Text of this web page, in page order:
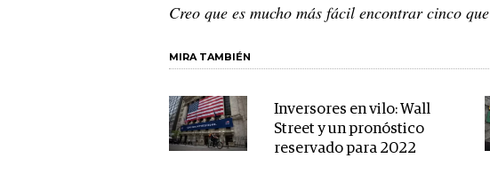
Creo que es mucho más fácil encontrar cinco
MIRA TAMBIÉN
Inversores en vilo: Wall
Street y un pronóstico
reservado para 2022